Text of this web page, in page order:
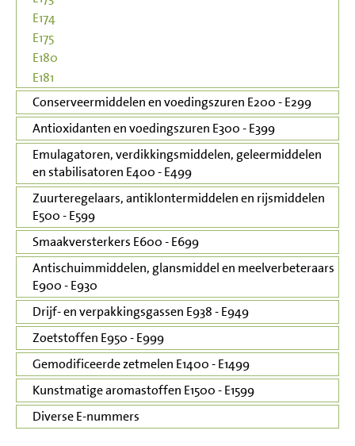
E174
E175
E180
E181
Conserveermiddelen en voedingszuren E200 - E299
Antioxidanten en voedingszuren E300 - E399
Emulagatoren, verdikkingsmiddelen, geleermiddelen
en stabilisatoren E400 - E499
Zuurteregelaars, antiklontermiddelen en rijsmiddelen
E500 - E599
Smaakversterkers E600 - E699
Antischuimmiddelen, glansmiddel en meelverbeteraars
E900 - E930
Drijf- en verpakkingsgassen E938 - E949
Zoetstoffen E950 - E999
Gemodificeerde zetmelen E1400 - E1499
Kunstmatige aromastoffen E1500 - E1599
Diverse E-nummers